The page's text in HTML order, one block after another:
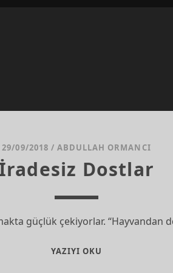
29/09/2018 / ABDULLAH ORMANCI
İradesiz Dostlar
güçlük çekiyorlar. “Hayvandan
YAZIYI OKU